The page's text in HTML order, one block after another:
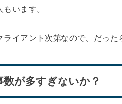
います。
ライアント次第なので、だった
数が多すぎないか？